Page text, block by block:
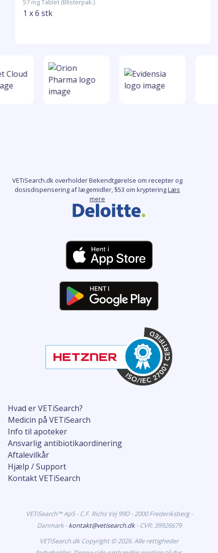
57 mg Tablet (Blisterpak.)
1 x 6 stk
Hvad er VETiSearch?
Medicin på VETiSearch
Info til apoteker
Ansvarlig antibiotikaordinering
Aftalevilkår
Hjælp / Support
Kontakt VETiSearch
VETiSearch.dk overholder Bekendtgørelse om recepter og
dosisdispensering af lægemidler, §53 om krypteringLæs
mere
VETiSearch™ ApS - C.F. Richs Vej 99D - 2000 Frederiksberg -
Danmark -kontakt@vetisearch.dk- CVR: 39926679
VETiSearch.dk Copyright © 2026. Alle rettigheder